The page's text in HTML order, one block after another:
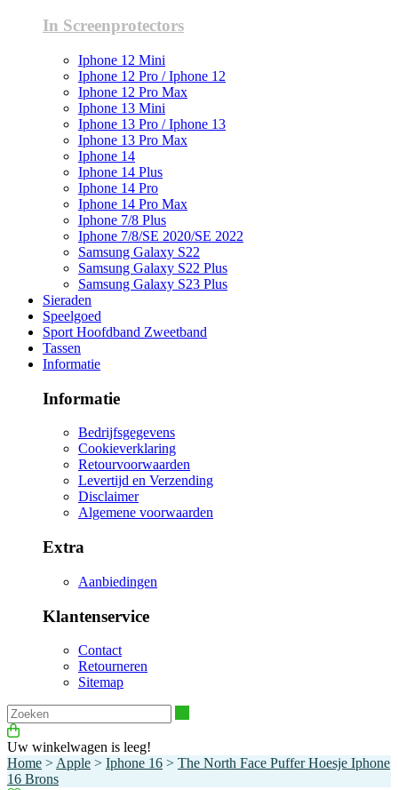
In Screenprotectors
Iphone 12 Mini
Iphone 12 Pro / Iphone 12
Iphone 12 Pro Max
Iphone 13 Mini
Iphone 13 Pro / Iphone 13
Iphone 13 Pro Max
Iphone 14
Iphone 14 Plus
Iphone 14 Pro
Iphone 14 Pro Max
Iphone 7/8 Plus
Iphone 7/8/SE 2020/SE 2022
Samsung Galaxy S22
Samsung Galaxy S22 Plus
Samsung Galaxy S23 Plus
Sieraden
Speelgoed
Sport Hoofdband Zweetband
Tassen
Informatie
Informatie
Bedrijfsgegevens
Cookieverklaring
Retourvoorwaarden
Levertijd en Verzending
Disclaimer
Algemene voorwaarden
Extra
Aanbiedingen
Klantenservice
Contact
Retourneren
Sitemap
Uw winkelwagen is leeg!
Home > Apple > Iphone 16 > The North Face Puffer Hoesje Iphone
16 Brons